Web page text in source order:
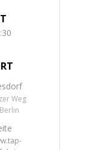
Weg